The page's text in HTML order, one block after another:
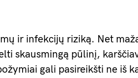
ir infekcijų riziką. Net
skausmingą pūlinį,
gali pasireikšti ne iš